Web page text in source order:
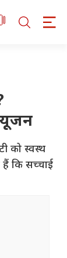
को स्वस्थ
कि सच्चाई